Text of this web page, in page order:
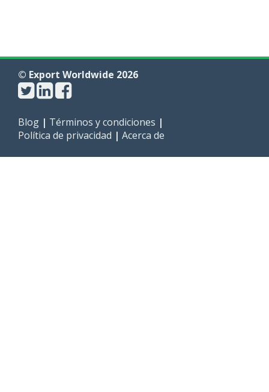
© Export Worldwide 2026
Blog | Términos y condiciones |
Política de privacidad | Acerca de